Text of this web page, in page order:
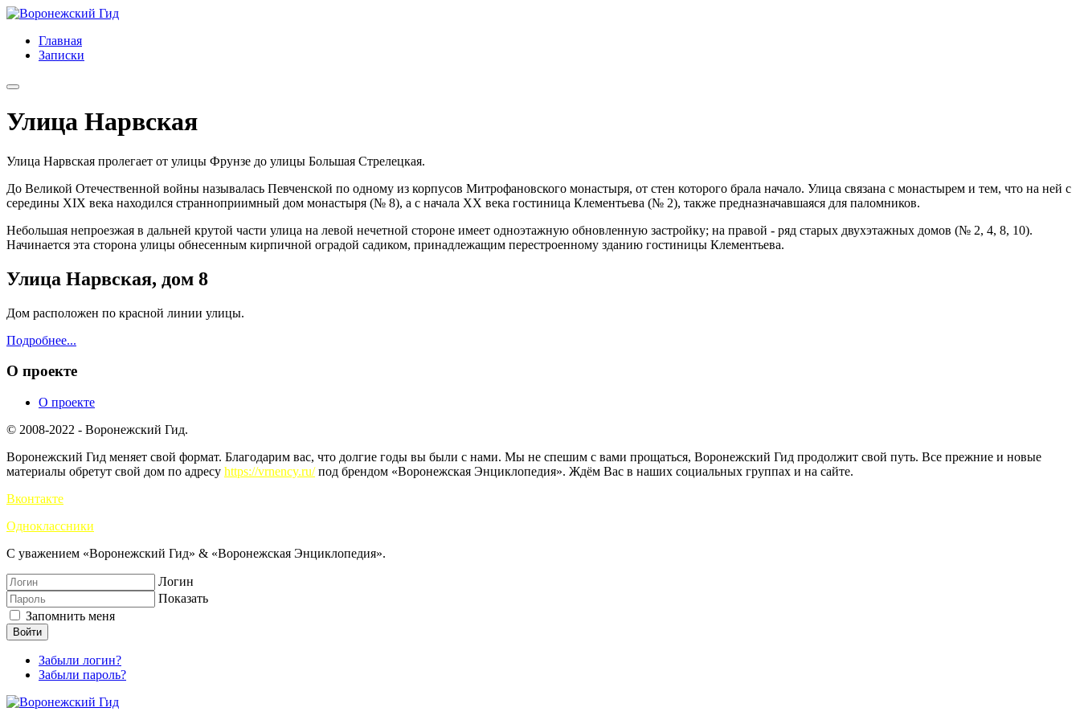
Главная
Записки
Улица Нарвская
Улица Нарвская пролегает от улицы Фрунзе до улицы Большая Стрелецкая.
До Великой Отечественной войны называлась Певченской по одному из корпусов Митрофановского монастыря, от стен которого брала начало. Улица связана с монастырем и тем, что на ней с
середины XIX века находился странноприимный дом монастыря (№ 8), а с начала XX века гостиница Клементьева (№ 2), также предназначавшаяся для паломников.
Небольшая непроезжая в дальней крутой части улица на левой нечетной стороне имеет одноэтажную обновленную застройку; на правой - ряд старых двухэтажных домов (№ 2, 4, 8, 10).
Начинается эта сторона улицы обнесенным кирпичной оградой садиком, принадлежащим перестроенному зданию гостиницы Клементьева.
Улица Нарвская, дом 8
Дом расположен по красной линии улицы.
Подробнее...
О проекте
О проекте
© 2008-2022 - Воронежский Гид.
Воронежский Гид меняет свой формат. Благодарим вас, что долгие годы вы были с нами. Мы не спешим с вами прощаться, Воронежский Гид продолжит свой путь. Все прежние и новые
материалы обретут свой дом по адресу https://vrnency.ru/под брендом «Воронежская Энциклопедия». Ждём Вас в наших социальных группах и на сайте.
Вконтакте
Одноклассники
С уважением «Воронежский Гид» & «Воронежская Энциклопедия».
Логин
Показать
Запомнить меня
Войти
Забыли логин?
Забыли пароль?